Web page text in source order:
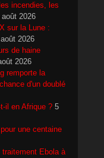
incendies, les
août 2026
sur la Lune :
2026
de haine
2026
remporte la
d'un doublé
il en Afrique ? 5
une centaine
traitement Ebola à